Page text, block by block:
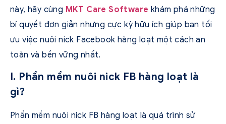
này, hãy cùng MKT Care Software khám phá những
bí quyết đơn giản nhưng cực kỳ hữu ích giúp bạn tối
ưu việc nuôi nick Facebook hàng loạt một cách an
toàn và bền vững nhất.
I. Phần mềm nuôi nick FB hàng loạt là
gì?
Phần mềm nuôi nick FB hàng loạt là quá trình sử